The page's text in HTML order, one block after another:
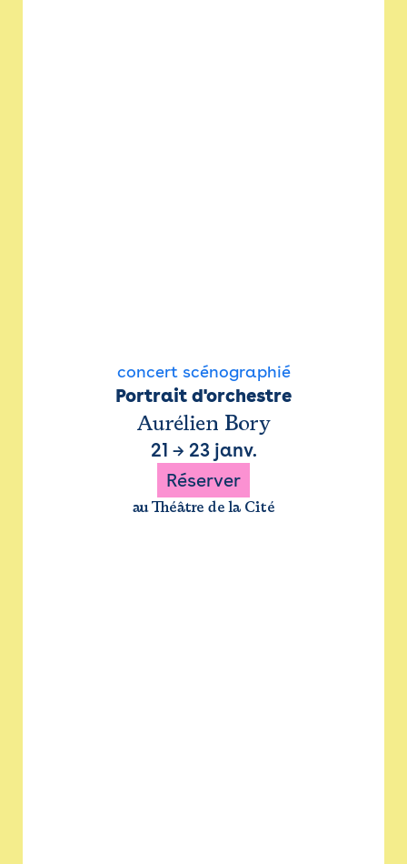
concert scénographié
Portrait d'orchestre
Aurélien Bory
21 → 23 janv.
Réserver
au Théâtre de la Cité